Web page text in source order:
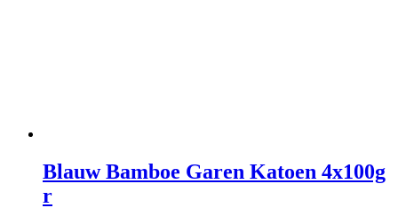
Blauw Bamboe Garen Katoen 4x100g
r